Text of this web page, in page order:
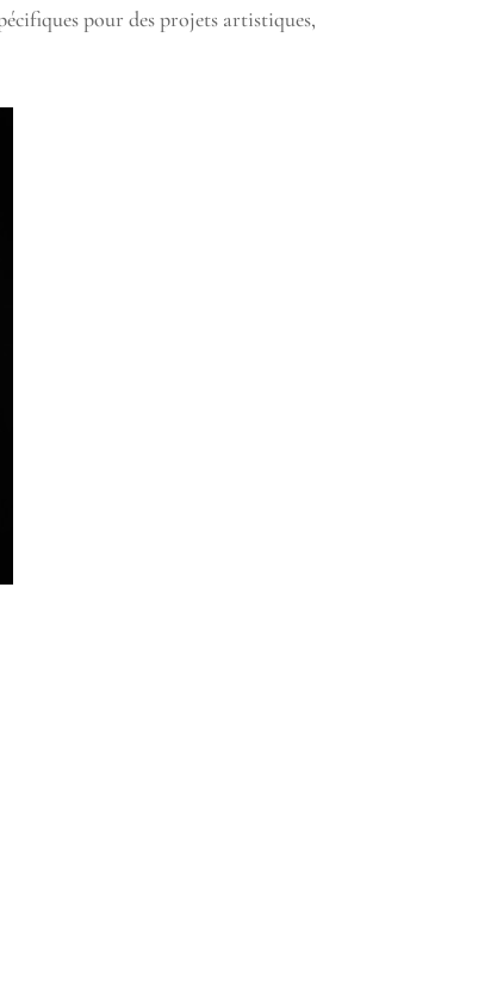
pour des projets artistiques,